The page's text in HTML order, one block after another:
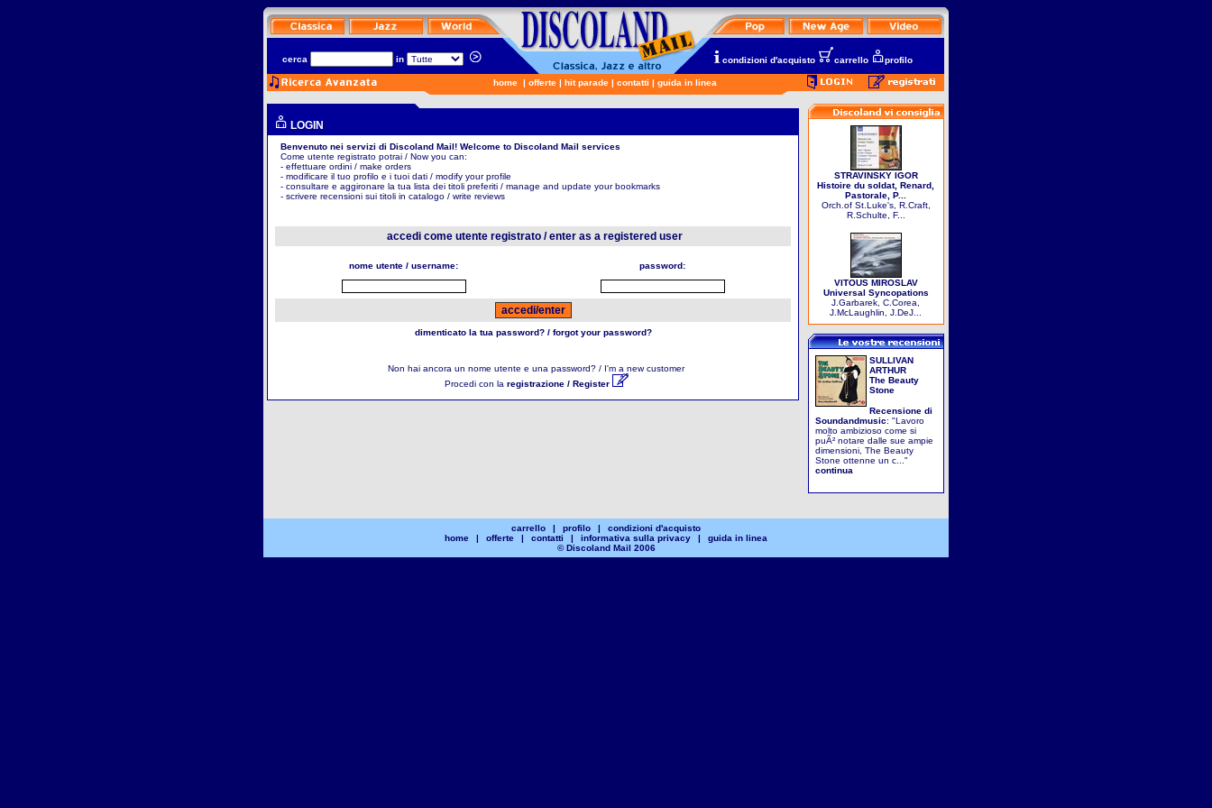
cerca in condizioni d'acquisto carrello profilo
home | offerte | hit parade | contatti | guida in linea
LOGIN
Benvenuto nei servizi di Discoland Mail! Welcome to Discoland Mail services
Come utente registrato potrai / Now you can:
- effettuare ordini / make orders
- modificare il tuo profilo e i tuoi dati / modify your profile
- consultare e aggironare la tua lista dei titoli preferiti / manage and update your bookmarks
- scrivere recensioni sui titoli in catalogo / write reviews
accedi come utente registrato / enter as a registered user
nome utente / username: password:
dimenticato la tua password? / forgot your password?
Non hai ancora un nome utente e una password? / I'm a new customer
Procedi con la registrazione / Register
STRAVINSKY IGOR
Histoire du soldat, Renard,
Pastorale, P...
Orch.of St.Luke's, R.Craft,
R.Schulte, F...
VITOUS MIROSLAV
Universal Syncopations
J.Garbarek, C.Corea,
J.McLaughlin, J.DeJ...
SULLIVAN
ARTHUR
The Beauty
Stone
Recensione di
Soundandmusic: "Lavoro
molto ambizioso come si
puÃ² notare dalle sue ampie
dimensioni, The Beauty
Stone ottenne un c..."
continua
carrello | profilo |
condizioni d'acquisto
home
| offerte | contatti | informativa sulla privacy |
guida in linea
© Discoland Mail 2006